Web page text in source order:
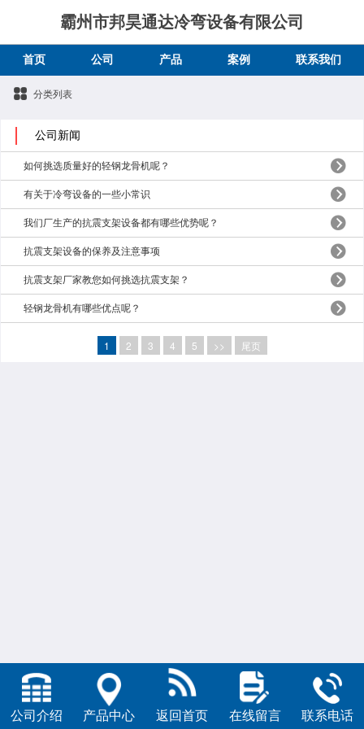
霸州市邦昊通达冷弯设备有限公司
首页 公司 产品 案例 联系我们
分类列表
公司新闻
如何挑选质量好的轻钢龙骨机呢？
有关于冷弯设备的一些小常识
我们厂生产的抗震支架设备都有哪些优势呢？
抗震支架设备的保养及注意事项
抗震支架厂家教您如何挑选抗震支架？
轻钢龙骨机有哪些优点呢？
1 2 3 4 5 >> 尾页
公司介绍 产品中心 返回首页 在线留言 联系电话